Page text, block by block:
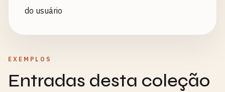
do usuário
EXEMPLOS
Entradas desta coleção